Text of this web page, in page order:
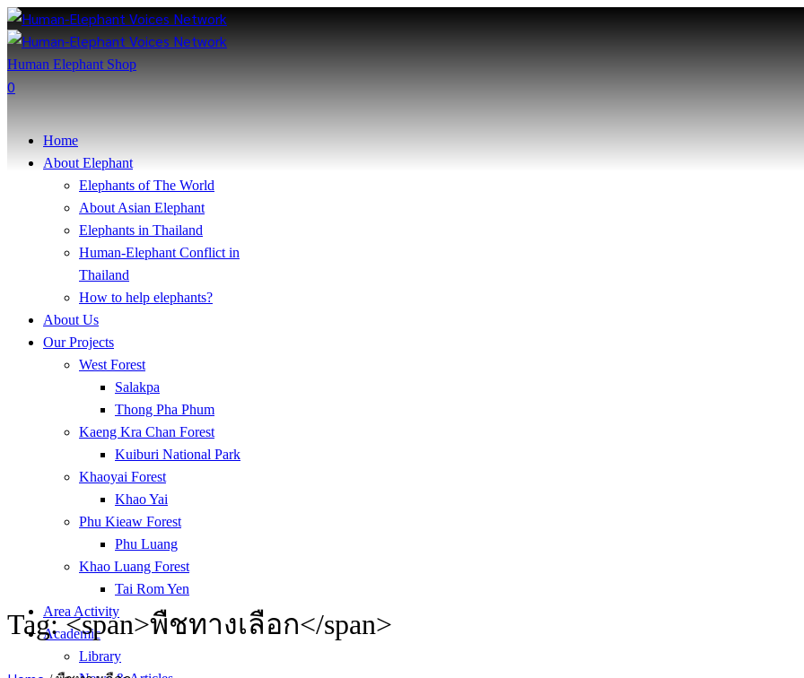
Human Elephant Shop
0
Home
About Elephant
Elephants of The World
About Asian Elephant
Elephants in Thailand
Human-Elephant Conflict in
Thailand
How to help elephants?
About Us
Our Projects
West Forest
Salakpa
Thong Pha Phum
Kaeng Kra Chan Forest
Kuiburi National Park
Khaoyai Forest
Khao Yai
Phu Kieaw Forest
Phu Luang
Khao Luang Forest
Tai Rom Yen
Area Activity
Academic
Library
Tag: <span>พืชทางเลือก</span>